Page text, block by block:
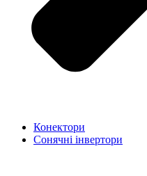
Конектори
Сонячні інвертори